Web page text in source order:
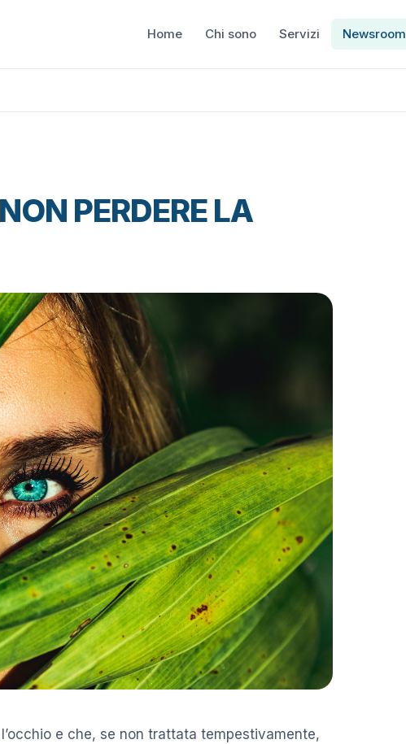
Home Chi sono Servizi Newsroom
PERDERE LA
e che, se non trattata tempestivamente,